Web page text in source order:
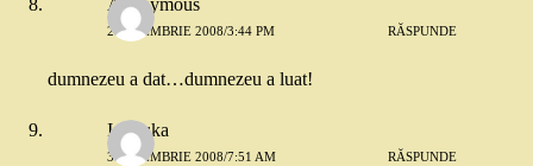
Anonymous
2 NOIEMBRIE 2008/3:44 PM RĂSPUNDE
dumnezeu a dat…dumnezeu a luat!
Ionouka
3 NOIEMBRIE 2008/7:51 AM RĂSPUNDE